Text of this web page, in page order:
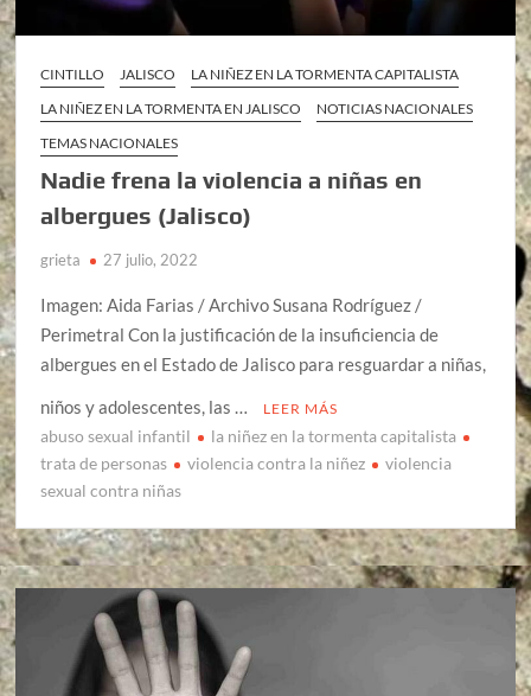
CINTILLO JALISCO
LA NIÑEZ EN LA TORMENTA CAPITALISTA
LA NIÑEZ EN LA TORMENTA EN JALISCO
NOTICIAS NACIONALES
TEMAS NACIONALES
Nadie frena la violencia a niñas en
albergues (Jalisco)
grieta 27 julio, 2022
Imagen: Aida Farias / Archivo Susana Rodríguez /
Perimetral Con la justificación de la insuficiencia de
albergues en el Estado de Jalisco para resguardar a niñas,
niños y adolescentes, las …
LEER MÁS
abuso sexual infantil
la niñez en la tormenta capitalista
trata de personas
violencia contra la niñez
violencia
sexual contra niñas